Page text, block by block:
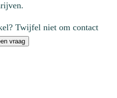
Twijfel niet om contact
vraag